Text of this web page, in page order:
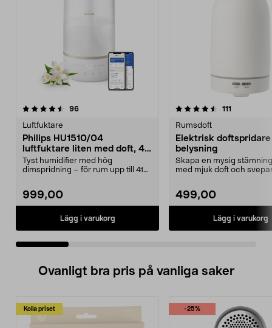
96recensioner
Luftfuktare
Philips HU1510/04
luftfuktare liten med doft, 41
m2
Tyst humidifier med hög
dimspridning – för rum upp till 41
999,00
Lägg i varukorg
4.5 av 5 stjärnor 111
Rumsdoft
Elektrisk
belysning
Skapa en mysig
med mjuk doft och
499,00
Lägg i varukorg
4.5 av 5 stjärnor
Ovanligt bra pris på vanliga saker
Kolla priset -25%